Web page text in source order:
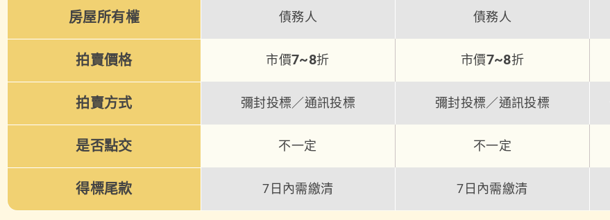
房屋所有權 債務人 債務人
拍賣價格 市價7~8折 市價7~8折
拍賣方式 彌封投標／通訊投標 彌封投標／通訊投標
是否點交 不一定 不一定
得標尾款 7日內需繳清 7日內需繳清